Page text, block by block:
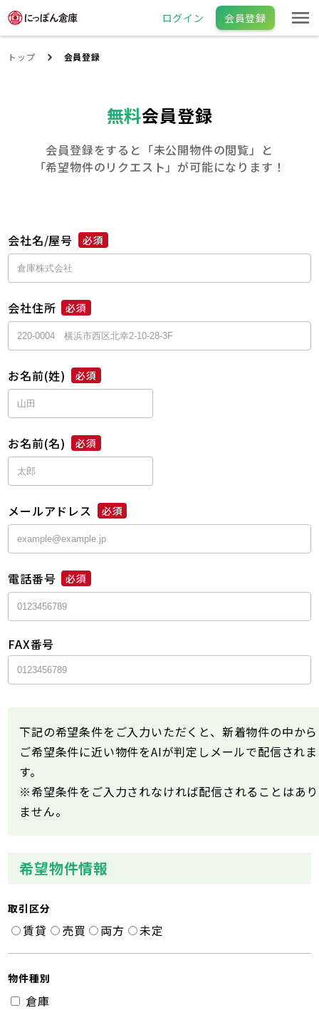
ログイン 会員登録
トップ 会員登録
無料会員登録
会員登録をすると「未公開物件の閲覧」と
「希望物件のリクエスト」が可能になります！
会社名/屋号 必須
会社住所 必須
お名前(姓) 必須
お名前(名) 必須
メールアドレス 必須
電話番号 必須
FAX番号
下記の希望条件をご入力いただくと、新着物件の中から
ご希望条件に近い物件をAIが判定しメールで配信されま
す。
※希望条件をご入力されなければ配信されることはあり
ません。
希望物件情報
取引区分
賃貸 売買 両方 未定
物件種別
倉庫